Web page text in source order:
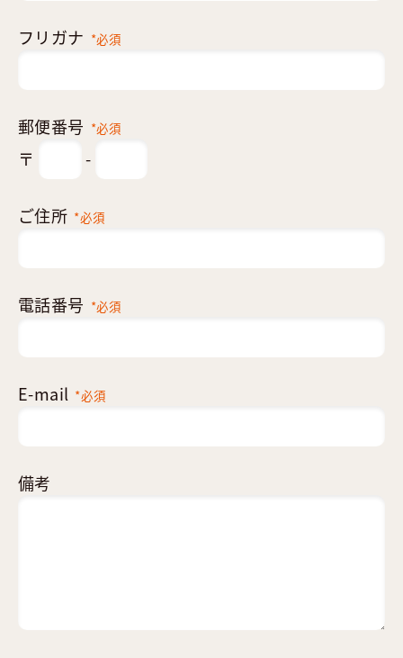
フリガナ *必須
郵便番号 *必須
〒 -
ご住所 *必須
電話番号 *必須
E-mail *必須
備考